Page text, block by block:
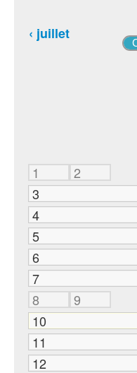
‹ juillet
1
2
3
4
5
6
7
8
9
10
11
12